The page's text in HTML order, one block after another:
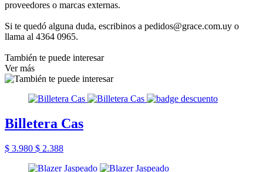
proveedores o marcas externas.
Si te quedó alguna duda, escribinos a pedidos@grace.com.uy o
llama al 4364 0965.
También te puede interesar
Ver más
Billetera Cas
$ 3.980 $ 2.388